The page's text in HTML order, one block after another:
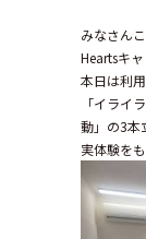
みなさん
Heartsキャ
本日は利
「イライ
動」の3本
実体験を